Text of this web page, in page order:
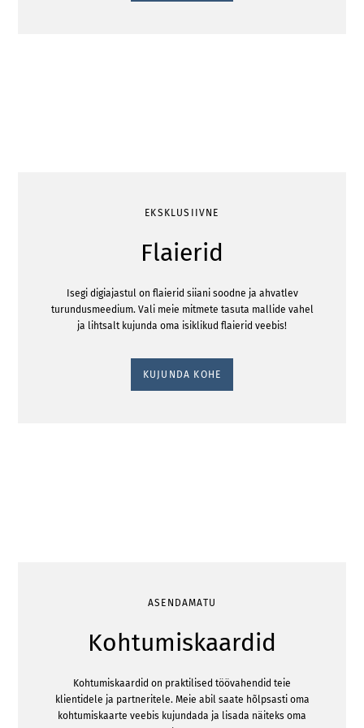
EKSKLUSIIVNE
Flaierid
Isegi digiajastul on flaierid siiani soodne ja ahvatlev
turundusmeedium. Vali meie mitmete tasuta mallide vahel
ja lihtsalt kujunda oma isiklikud flaierid veebis!
KUJUNDA KOHE
ASENDAMATU
Kohtumiskaardid
Kohtumiskaardid on praktilised töövahendid teie
klientidele ja partneritele. Meie abil saate hõlpsasti oma
kohtumiskaarte veebis kujundada ja lisada näiteks oma